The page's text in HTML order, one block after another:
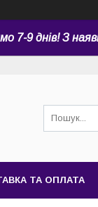
7-9 днів! З
ТА ОПЛАТА